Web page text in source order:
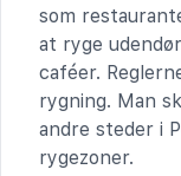
som
at ryge
caféer.
rygning. Man
andre steder i
rygezoner.